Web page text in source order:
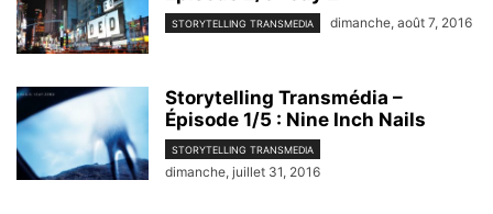
STORYTELLING TRANSMEDIA dimanche, août 7, 2016
Storytelling Transmédia –
Épisode 1/5 : Nine Inch Nails
STORYTELLING TRANSMEDIA
dimanche, juillet 31, 2016